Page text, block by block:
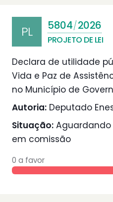
PL 5804/2026
PROJETO DE LEI
Declara de utilidade
Vida e Paz de
no Município de
Autoria: Deputado
Situação:
em comissão
0 a favor